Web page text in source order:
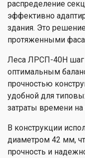
распределение
эффективно
здания. Это
протяженными
Леса ЛРСП-40Н шаг
оптимальным
прочностью
удобной для
затраты времени на
В конструкции
диаметром 42 мм,
прочность и